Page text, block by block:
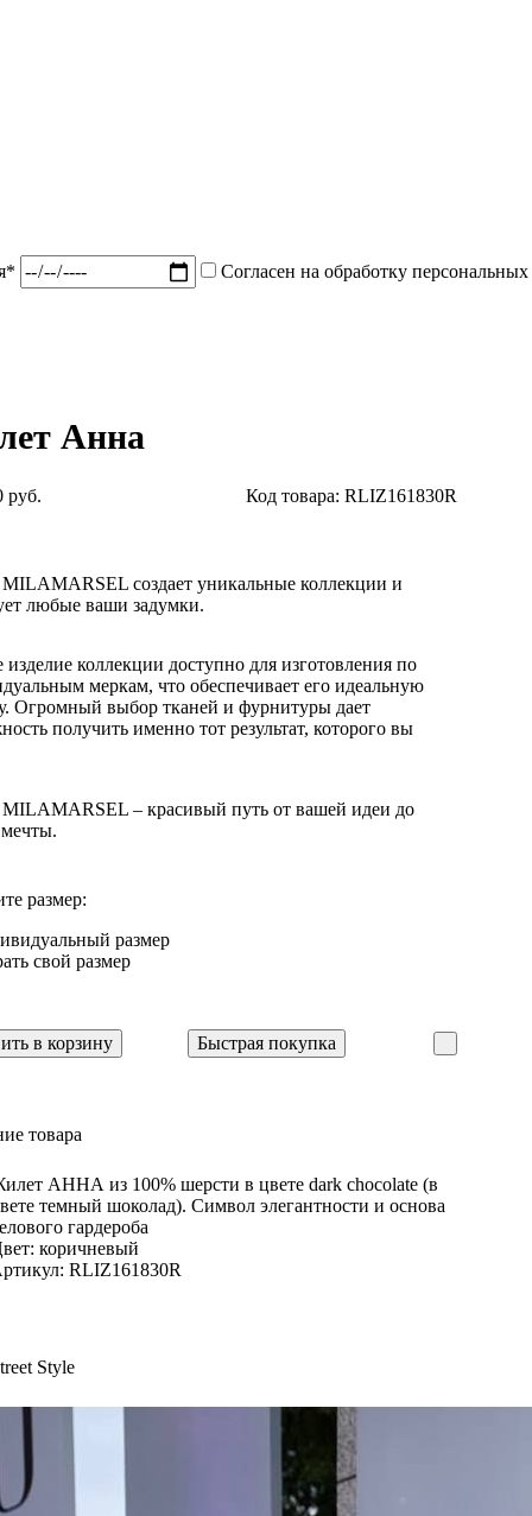
Согласен на обработку персональных
Анна
руб. Код товара: RLIZ161830R
MILAMARSEL создает уникальные коллекции и
любые ваши задумки.
коллекции доступно для изготовления по
меркам, что обеспечивает его идеальную
Огромный выбор тканей и фурнитуры дает
получить именно тот результат, которого вы
MILAMARSEL – красивый путь от вашей идеи до
размер:
размер
свой размер
в корзину Быстрая покупка
товара
АННА из 100% шерсти в цвете dark chocolate (в
темный шоколад). Символ элегантности и основа
гардероба
коричневый
RLIZ161830R
Style